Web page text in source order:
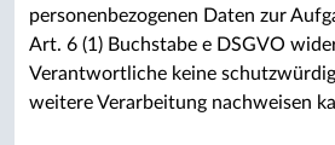
personenbezogenen Daten zur
Art. 6 (1) Buchstabe e DSGVO
Verantwortliche keine
weitere Verarbeitung nachweisen